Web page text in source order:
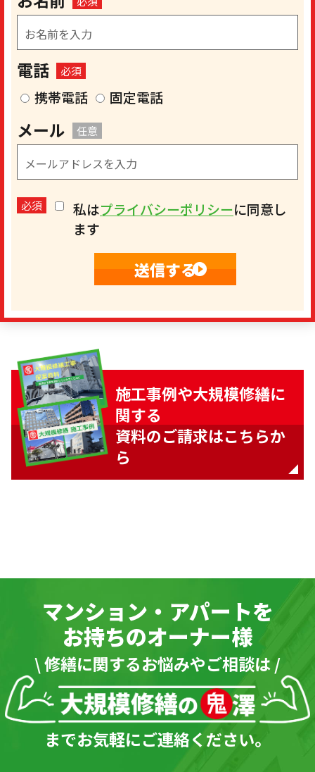
電話 必須
携帯電話 固定電話
メール 任意
必須 私はプライバシーポリシーに同意し
ます
施工事例や大規模修繕に
関する
資料のご請求はこちらか
ら
マンション・アパートを
お持ちのオーナー様
\ 修繕に関するお悩みやご相談は /
までお気軽にご連絡ください。